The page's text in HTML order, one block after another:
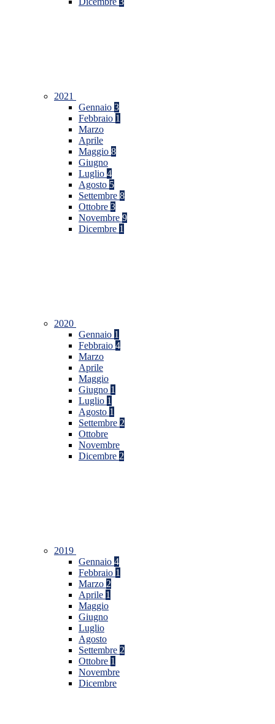
2021
Gennaio 3
Febbraio 1
Marzo
Aprile
Maggio 8
Giugno
Luglio 4
Agosto 5
Settembre 8
Ottobre 3
Novembre 9
Dicembre 1
2020
Gennaio 1
Febbraio 4
Marzo
Aprile
Maggio
Giugno 1
Luglio 1
Agosto 1
Settembre 2
Ottobre
Novembre
Dicembre 2
2019
Gennaio 4
Febbraio 1
Marzo 2
Aprile 1
Maggio
Giugno
Luglio
Agosto
Settembre 2
Ottobre 1
Novembre
Dicembre